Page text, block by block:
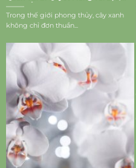
May Mắn Vào Nhà
Trong thế giới phong thủy, cây xanh
không chỉ đơn thuần...